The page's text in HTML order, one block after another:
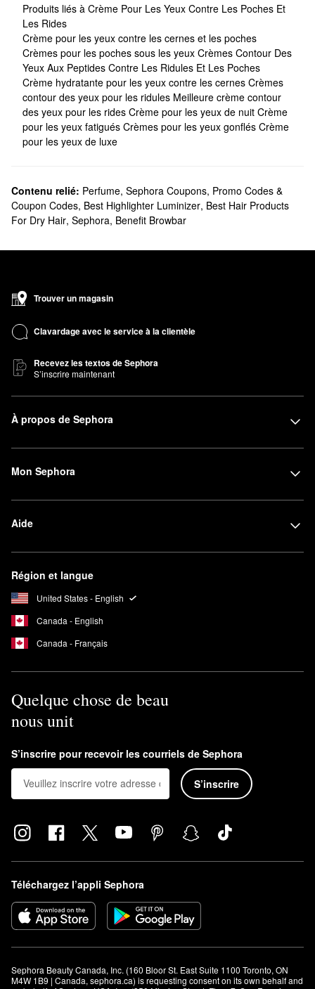
Produits liés à Crème Pour Les Yeux Contre Les Poches Et
Les Rides
Crème pour les yeux contre les cernes et les poches
Crèmes pour les poches sous les yeux Crèmes Contour Des
Yeux Aux Peptides Contre Les Ridules Et Les Poches
Crème hydratante pour les yeux contre les cernes Crèmes
contour des yeux pour les ridules Meilleure crème contour
des yeux pour les rides Crème pour les yeux de nuit Crème
pour les yeux fatigués Crèmes pour les yeux gonflés Crème
pour les yeux de luxe
Contenu relié: Perfume, Sephora Coupons, Promo Codes &
Coupon Codes, Best Highlighter Luminizer, Best Hair Products
For Dry Hair, Sephora, Benefit Browbar
Trouver un magasin
Clavardage avec le service à la clientèle
Recevez les textos de Sephora
S’inscrire maintenant
À propos de Sephora
Mon Sephora
Aide
Région et langue
United States - English
Canada - English
Canada - Français
Quelque chose de beau
nous unit
S’inscrire pour recevoir les courriels de Sephora
S’inscrire
Téléchargez l’appli Sephora
Sephora Beauty Canada, Inc. (160 Bloor St. East Suite 1100 Toronto, ON
M4W 1B9 | Canada, sephora.ca) is requesting consent on its own behalf and